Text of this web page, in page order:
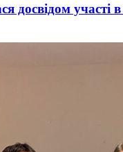
досвідом участі